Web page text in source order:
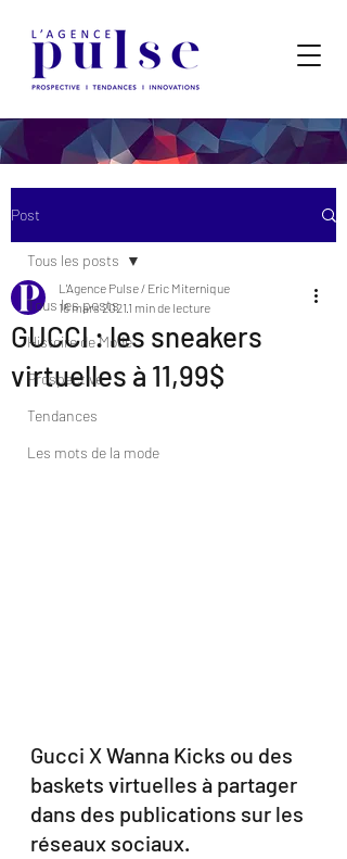
Post
Tous les posts
Histoire de Mode
Prospective
Tendances
Les mots de la mode
Tous les posts
GUCCI : les sneakers
virtuelles à 11,99$
L'Agence Pulse / Eric Miternique
16 mars 2021 1 min de lecture
Gucci X Wanna Kicks ou des
baskets virtuelles à partager
dans des publications sur les
réseaux sociaux.